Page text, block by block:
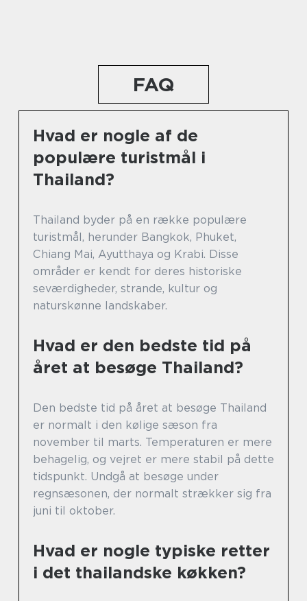
FAQ
Hvad er nogle af de
populære turistmål i
Thailand?
Thailand byder på en række populære
turistmål, herunder Bangkok, Phuket,
Chiang Mai, Ayutthaya og Krabi. Disse
områder er kendt for deres historiske
seværdigheder, strande, kultur og
naturskønne landskaber.
Hvad er den bedste tid på
året at besøge Thailand?
Den bedste tid på året at besøge Thailand
er normalt i den kølige sæson fra
november til marts. Temperaturen er mere
behagelig, og vejret er mere stabil på dette
tidspunkt. Undgå at besøge under
regnsæsonen, der normalt strækker sig fra
juni til oktober.
Hvad er nogle typiske retter
i det thailandske køkken?